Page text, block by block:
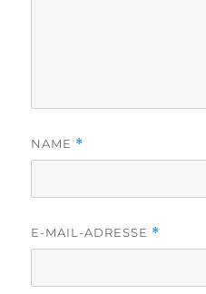
NAME *
E-MAIL-ADRESSE *